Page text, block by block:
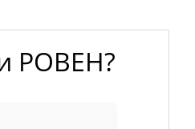
РОВЕН?